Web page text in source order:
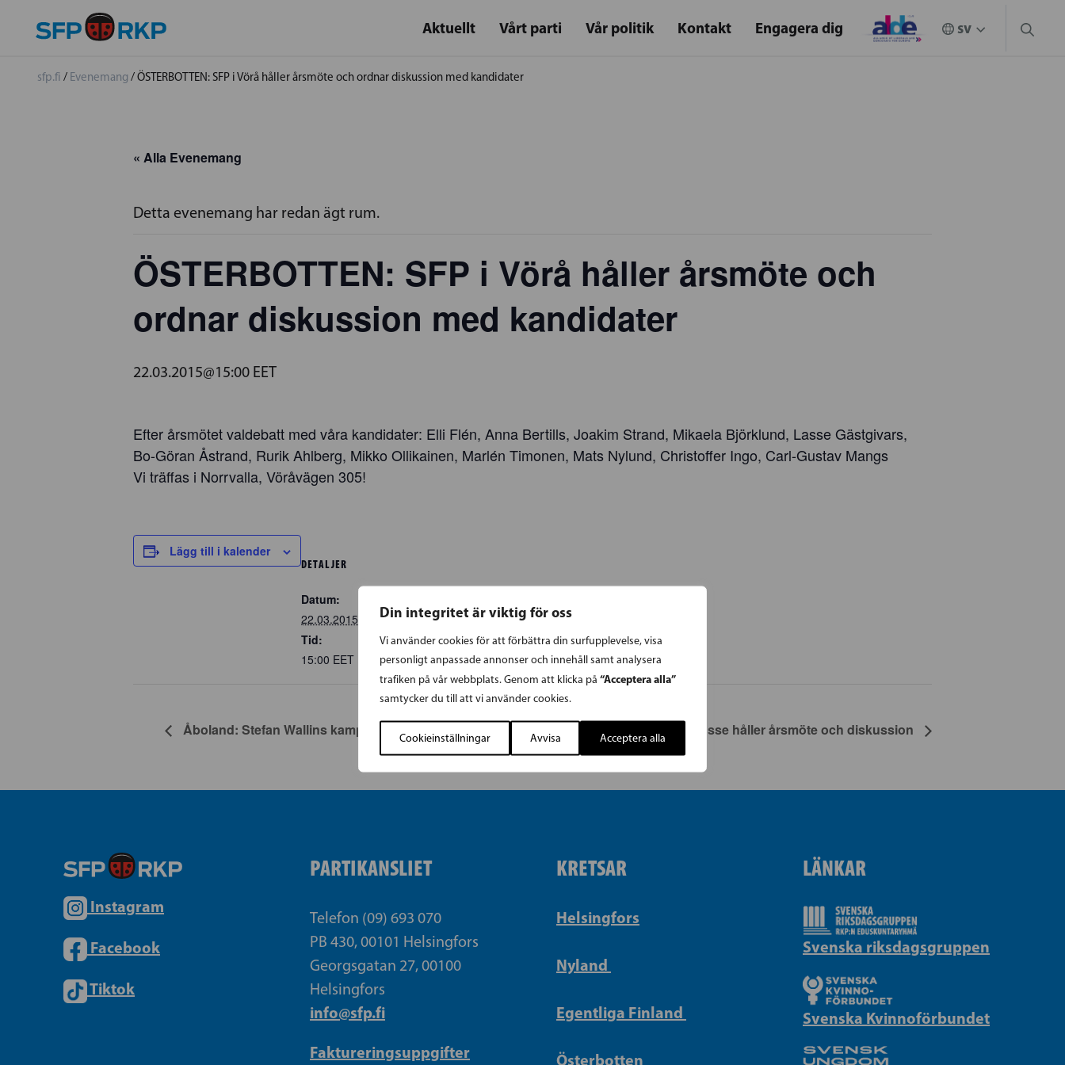
Din integritet är viktig för oss
Vi använder cookies för att förbättra din surfupplevelse, visa
personligt anpassade annonser och innehåll samt analysera
trafiken på vår webbplats. Genom att klicka på “Acceptera alla”
samtycker du till att vi använder cookies.
Cookieinställningar Avvisa Acceptera alla
Aktuellt Vårt parti Vår politik Kontakt Engagera dig
sfp.fi / Evenemang /ÖSTERBOTTEN: SFP i Vörå håller årsmöte och ordnar diskussion med kandidater
« Alla Evenemang
Detta evenemang har redan ägt rum.
ÖSTERBOTTEN: SFP i Vörå håller årsmöte och
ordnar diskussion med kandidater
22.03.2015@15:00 EET
Efter årsmötet valdebatt med våra kandidater: Elli Flén, Anna Bertills, Joakim Strand, Mikaela Björklund, Lasse Gästgivars,
Bo-Göran Åstrand, Rurik Ahlberg, Mikko Ollikainen, Marlén Timonen, Mats Nylund, Christoffer Ingo, Carl-Gustav Mangs
Vi träffas i Norrvalla, Vöråvägen 305!
Lägg till i kalender
DETALJER
Datum:
22.03.2015
Tid:
15:00 EET
Åboland: Stefan Wallins kampanjöppning ÖSTERBOTTEN: SFP i Esse håller årsmöte och diskussion
Instagram
Facebook
Tiktok
PARTIKANSLIET
Telefon (09) 693 070
PB 430, 00101 Helsingfors
Georgsgatan 27, 00100
Helsingfors
info@sfp.fi
Faktureringsuppgifter
KRETSAR
Helsingfors
Nyland
Egentliga Finland
Österbotten
LÄNKAR
Svenska riksdagsgruppen
Svenska Kvinnoförbundet